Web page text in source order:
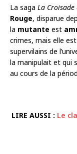
La saga La Croisade
Rouge, disparue
la mutante est
crimes, mais elle
supervilains de
la manipulait et qui
au cours de la
LIRE AUSSI : Le